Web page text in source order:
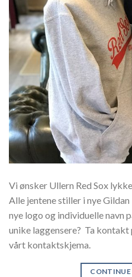
Vi ønsker Ullern Red Sox
Alle jentene stiller i nye
nye logo og individuelle navn
unike laggensere? Ta kontakt
vårt kontaktskjema.